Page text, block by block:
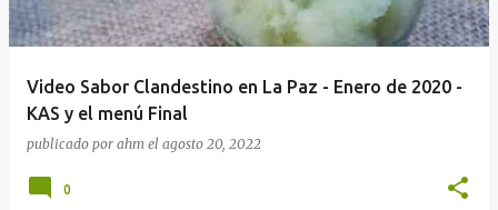
d
Video Sabor Clandestino en La Paz - Enero de 2020 -
KAS y el menú Final
publicado por ahm el agosto 20, 2022
0